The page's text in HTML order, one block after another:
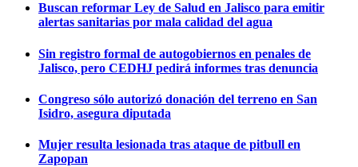
Buscan reformar Ley de Salud en Jalisco para emitir
alertas sanitarias por mala calidad del agua
Sin registro formal de autogobiernos en penales de
Jalisco, pero CEDHJ pedirá informes tras denuncia
Congreso sólo autorizó donación del terreno en San
Isidro, asegura diputada
Mujer resulta lesionada tras ataque de pitbull en
Zapopan